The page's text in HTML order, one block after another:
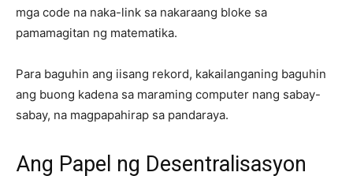
mga code na naka-link sa nakaraang bloke sa
pamamagitan ng matematika.
Para baguhin ang iisang rekord, kakailanganing baguhin
ang buong kadena sa maraming computer nang sabay-
sabay, na magpapahirap sa pandaraya.
Ang Papel ng Desentralisasyon